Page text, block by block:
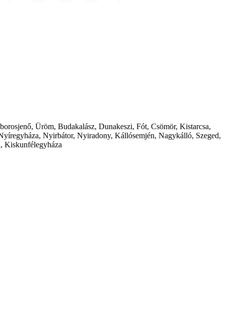
Üröm, Budakalász, Dunakeszi, Fót, Csömör, Kistarcsa,
Nyirbátor, Nyiradony, Kállósemjén, Nagykálló, Szeged,
Kiskunfélegyháza